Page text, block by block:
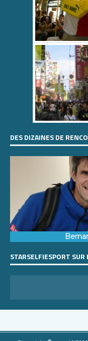
DES DIZAINES DE
STARSELFIESPORT SUR